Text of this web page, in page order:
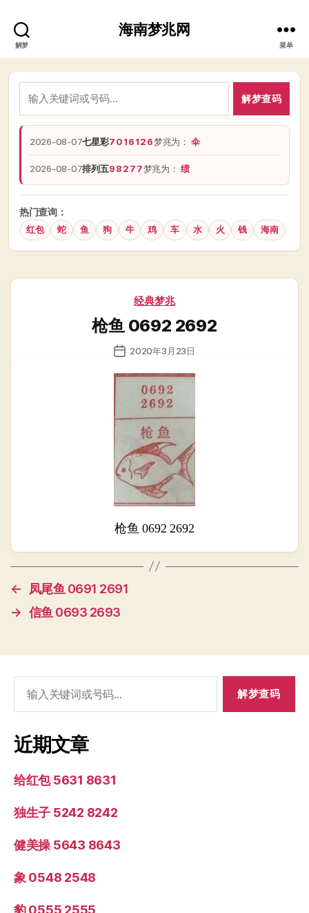
解梦
海南梦兆网
菜单
解梦查码
2026-08-07七星彩7016126梦兆为：伞
2026-08-07排列五98277梦兆为：绩
热门查询：
红包 蛇 鱼 狗 牛 鸡 车 水 火 钱 海南
分
经典梦兆
枪鱼 0692 2692
发
日
2020年3月23日
枪鱼 0692 2692
←
凤尾鱼 0691 2691
→ 信鱼 0693 2693
索：
近期文章
给红包 5631 8631
独生子 5242 8242
健美操 5643 8643
象 0548 2548
豹 0555 2555